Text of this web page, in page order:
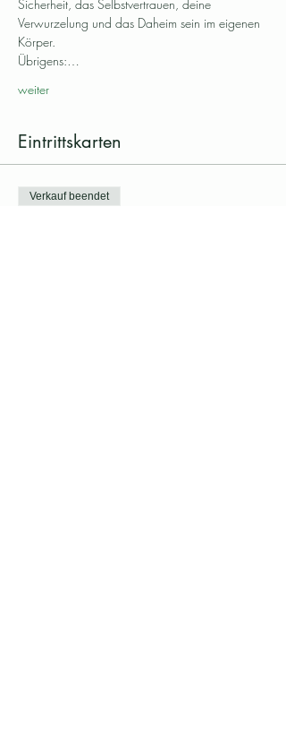
Sicherheit, das Selbstvertrauen, deine
Verwurzelung und das Daheim sein im eigenen
Körper.
Übrigens:…
weiter
Eintrittskarten
Verkauf beendet